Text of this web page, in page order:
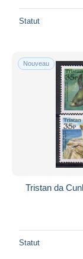
Statut
Nouveau
Tristan da
Statut